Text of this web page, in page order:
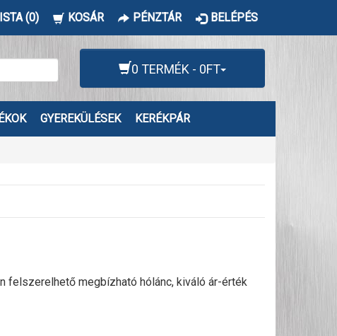
(0) KOSÁR PÉNZTÁR BELÉPÉS
0 TERMÉK - 0FT
GYEREKÜLÉSEK KERÉKPÁR
felszerelhető megbízható hólánc, kiváló ár-érték